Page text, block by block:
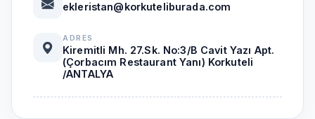
ekleristan@korkuteliburada.com
ADRES
Kiremitli Mh. 27.Sk. No:3/B Cavit Yazı Apt.
(Çorbacım Restaurant Yanı) Korkuteli
/ANTALYA